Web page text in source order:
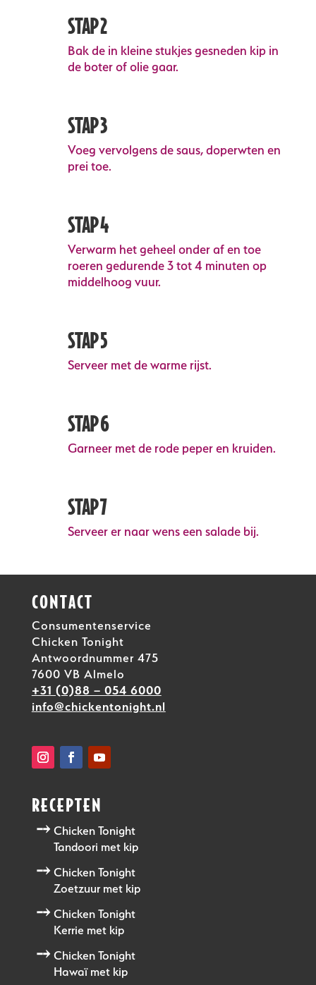
STAP 2
Bak de in kleine stukjes gesneden kip in
de boter of olie gaar.
STAP 3
Voeg vervolgens de saus, doperwten en
prei toe.
STAP 4
Verwarm het geheel onder af en toe
roeren gedurende 3 tot 4 minuten op
middelhoog vuur.
STAP 5
Serveer met de warme rijst.
STAP 6
Garneer met de rode peper en kruiden.
STAP 7
Serveer er naar wens een salade bij.
CONTACT
Consumentenservice
Chicken Tonight
Antwoordnummer 475
7600 VB Almelo
+31 (0)88 – 054 6000
info@chickentonight.nl
RECEPTEN
Chicken Tonight
Tandoori met kip
Chicken Tonight
Zoetzuur met kip
Chicken Tonight
Kerrie met kip
Chicken Tonight
Hawaï met kip